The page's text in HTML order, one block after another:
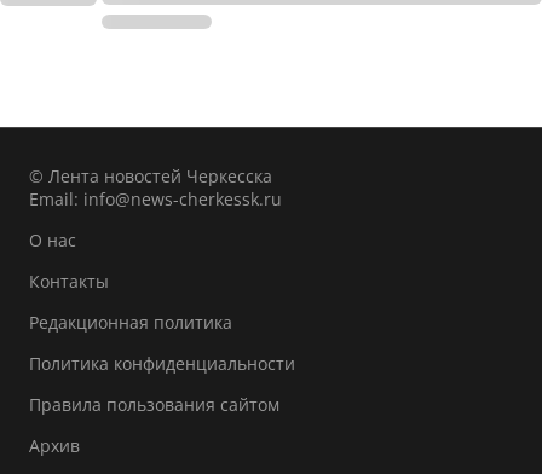
© Лента новостей Черкесска
Email: info@news-cherkessk.ru
О нас
Контакты
Редакционная политика
Политика конфиденциальности
Правила пользования сайтом
Архив